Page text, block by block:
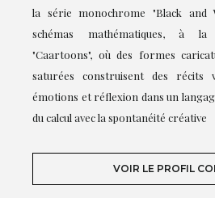
la série monochrome "Black and
schémas mathématiques, à
"Caartoons", où des formes
saturées construisent des récits
émotions et réflexion dans un
du calcul avec la spontanéité créative
VOIR LE PROFIL